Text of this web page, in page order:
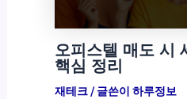
오피스텔 매도 시
핵심 정리
재테크/ 글쓴이 하루정보